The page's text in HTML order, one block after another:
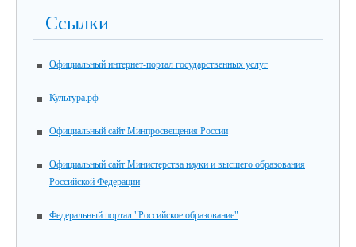
Ссылки
Официальный интернет-портал государственных услуг
Культура.рф
Официальный сайт Минпросвещения России
Официальный сайт Министерства науки и высшего образования
Российской Федерации
Федеральный портал "Российское образование"